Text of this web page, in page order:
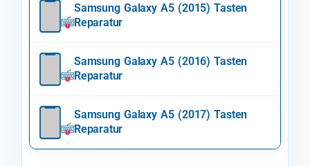
Samsung Galaxy A5 (2015) Tasten
Reparatur
Samsung Galaxy A5 (2016) Tasten
Reparatur
Samsung Galaxy A5 (2017) Tasten
Reparatur